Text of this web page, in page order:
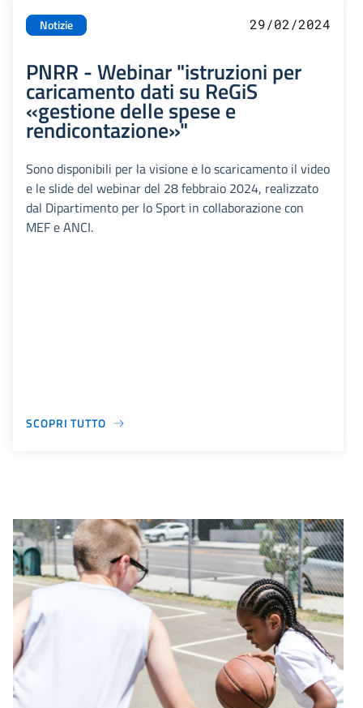
Notizie 29/02/2024
PNRR - Webinar "istruzioni per
caricamento dati su ReGiS
«gestione delle spese e
rendicontazione»"
Sono disponibili per la visione e lo scaricamento il video
e le slide del webinar del 28 febbraio 2024, realizzato
dal Dipartimento per lo Sport in collaborazione con
MEF e ANCI.
SCOPRI TUTTO